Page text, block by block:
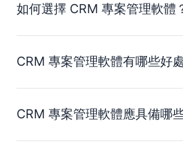
工具中，而能在完整背景脈絡下繼續
這能消除交接落差、減少手動設定，
束的位置精準接續，進而加快新客戶導
如何選擇 CRM 專案管理軟體
——還會將交付連結到收入和客戶背景
洞察分析等功能，讓你及早發現風險
CRM 專案管理軟體有哪些好
CRM 專案管理軟體應具備哪